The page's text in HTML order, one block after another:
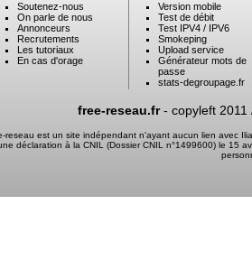
Soutenez-nous
On parle de nous
Annonceurs
Recrutements
Les tutoriaux
En cas d'orage
Version mobile
Test de débit
Test IPV4 / IPV6
Smokeping
Upload service
Générateur mots de
passe
stats-degroupage.fr
free-reseau.fr- copyleft 2011
reseau est un site indépendant n'ayant aucun lien avec
déclaration à la CNIL (Dossier CNIL n°1499600) le 15